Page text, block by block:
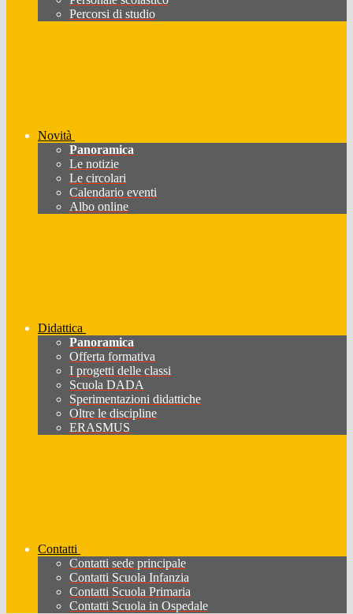
Percorsi di studio
Novità
Panoramica
Le notizie
Le circolari
Calendario eventi
Albo online
Didattica
Panoramica
Offerta formativa
I progetti delle classi
Scuola DADA
Sperimentazioni didattiche
Oltre le discipline
ERASMUS
Contatti
Contatti sede principale
Contatti Scuola Infanzia
Contatti Scuola Primaria
Contatti Scuola in Ospedale